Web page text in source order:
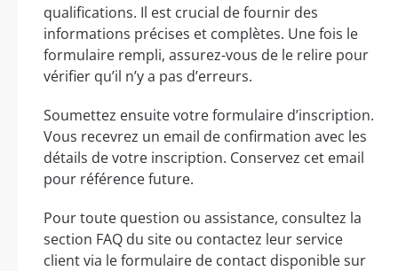
qualifications. Il est crucial de fournir des
informations précises et complètes. Une fois le
formulaire rempli, assurez-vous de le relire pour
vérifier qu’il n’y a pas d’erreurs.
Soumettez ensuite votre formulaire d’inscription.
Vous recevrez un email de confirmation avec les
détails de votre inscription. Conservez cet email
pour référence future.
Pour toute question ou assistance, consultez la
section FAQ du site ou contactez leur service
client via le formulaire de contact disponible sur